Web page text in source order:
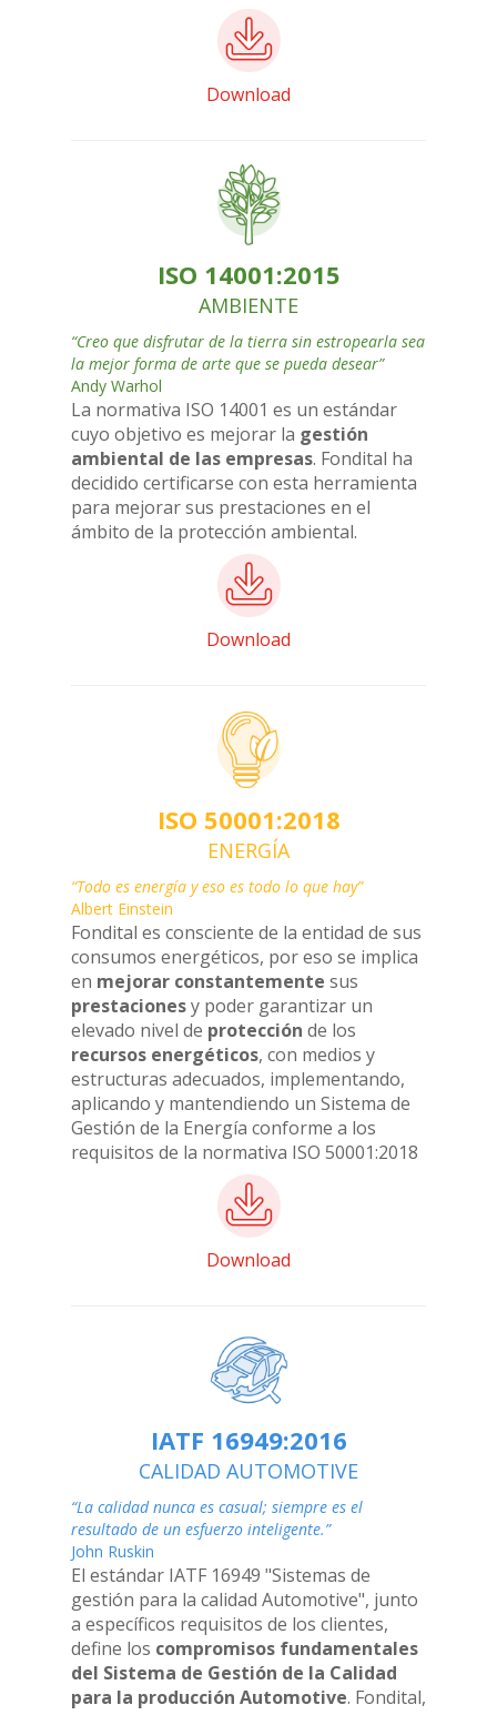
Download
ISO 14001:2015
AMBIENTE
“Creo que disfrutar de la tierra sin estropearla sea
la mejor forma de arte que se pueda desear”
Andy Warhol
La normativa ISO 14001 es un estándar
cuyo objetivo es mejorar la gestión
ambiental de las empresas. Fondital ha
decidido certificarse con esta herramienta
para mejorar sus prestaciones en el
ámbito de la protección ambiental.
Download
ISO 50001:2018
ENERGÍA
“Todo es energía y eso es todo lo que hay”
Albert Einstein
Fondital es consciente de la entidad de sus
consumos energéticos, por eso se implica
en mejorar constantemente sus
prestacionesy poder garantizar un
elevado nivel de protección de los
recursos energéticos, con medios y
estructuras adecuados, implementando,
aplicando y mantendiendo un Sistema de
Gestión de la Energía conforme a los
requisitos de la normativa ISO 50001:2018
Download
IATF 16949:2016
CALIDAD AUTOMOTIVE
“La calidad nunca es casual; siempre es el
resultado de un esfuerzo inteligente.”
John Ruskin
El estándar IATF 16949 "Sistemas de
gestión para la calidad Automotive", junto
a específicos requisitos de los clientes,
define los compromisos fundamentales
del Sistema de Gestión de la Calidad
para la producción Automotive. Fondital,